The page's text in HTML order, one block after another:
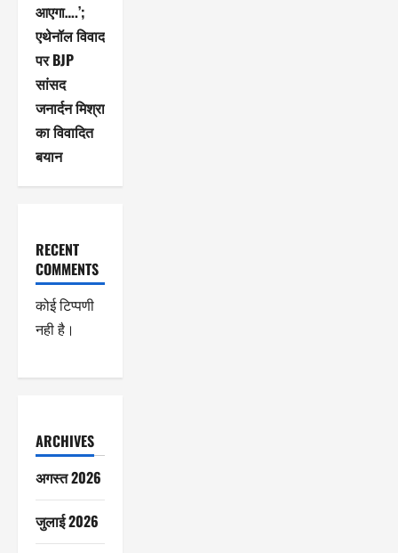
आएगा….’;
एथेनॉल विवाद
पर BJP
सांसद
जनार्दन मिश्रा
का विवादित
बयान
RECENT
COMMENTS
कोई टिप्पणी
नही है।
ARCHIVES
अगस्त 2026
जुलाई 2026